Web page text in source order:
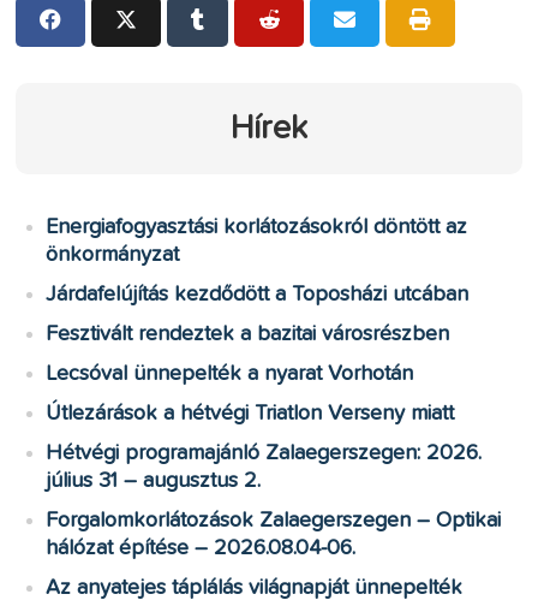
Hírek
Energiafogyasztási korlátozásokról döntött az
önkormányzat
Járdafelújítás kezdődött a Toposházi utcában
Fesztivált rendeztek a bazitai városrészben
Lecsóval ünnepelték a nyarat Vorhotán
Útlezárások a hétvégi Triatlon Verseny miatt
Hétvégi programajánló Zalaegerszegen: 2026.
július 31 – augusztus 2.
Forgalomkorlátozások Zalaegerszegen – Optikai
hálózat építése – 2026.08.04-06.
Az anyatejes táplálás világnapját ünnepelték